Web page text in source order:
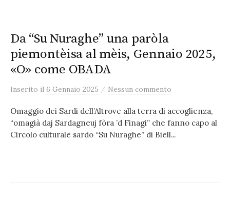
Da “Su Nuraghe” una paròla
piemontèisa al mèis, Gennaio 2025,
«O» come OBADA
Inserito il 6 Gennaio 2025 / Nessun commento
Omaggio dei Sardi dell’Altrove alla terra di accoglienza,
“omagià daj Sardagneuj fòra ’d Finagi” che fanno capo al
Circolo culturale sardo “Su Nuraghe” di Biell...